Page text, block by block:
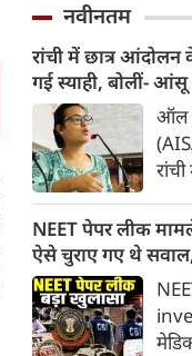
नवीनतम
रांची में छात्र आंदोलन
गई स्याही, बोलीं-
इससे भी नहीं डरेंगे ऑल
छोड़े
यह
लेगी?
NEET पेपर लीक
ऐसे चुराए गए थे
आया सामने